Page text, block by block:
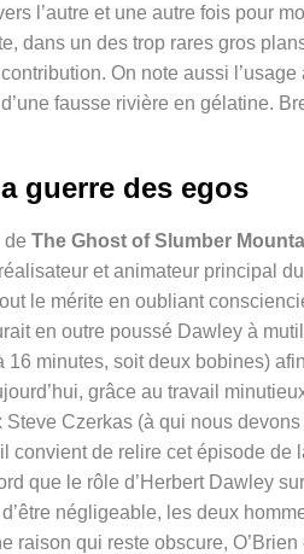
l’autre et une autre fois pour
dans un des trop rares gros
On note aussi
fausse rivière en gélatine.
guerre des egos
de The Ghost of Slumber
et animateur principal
le mérite en oubliant
en outre poussé Dawley à
minutes, soit deux bobines)
grâce au travail
Czerkas (à qui nous
convient de relire cet épisode de
que le rôle d’Herbert Dawley
négligeable, les deux
raison qui reste obscure,